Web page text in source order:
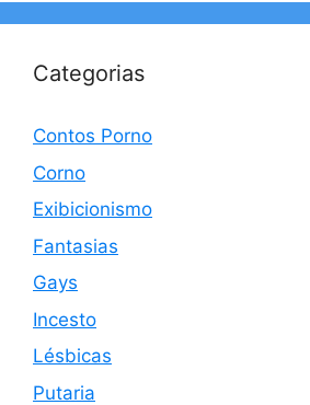
Categorias
Contos Porno
Corno
Exibicionismo
Fantasias
Gays
Incesto
Lésbicas
Putaria